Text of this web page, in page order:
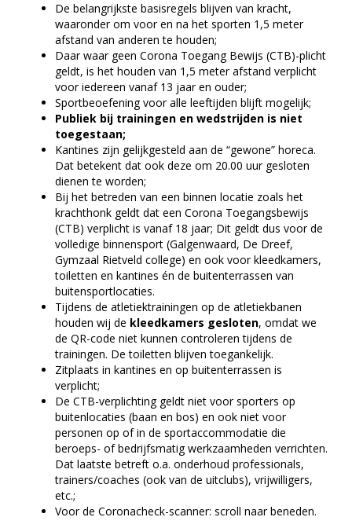
De belangrijkste basisregels blijven van kracht,
waaronder om voor en na het sporten 1,5 meter
afstand van anderen te houden;
Daar waar geen Corona Toegang Bewijs (CTB)-plicht
geldt, is het houden van 1,5 meter afstand verplicht
voor iedereen vanaf 13 jaar en ouder;
Sportbeoefening voor alle leeftijden blijft mogelijk;
Publiek bij trainingen en wedstrijden is niet
toegestaan;
Kantines zijn gelijkgesteld aan de “gewone” horeca.
Dat betekent dat ook deze om 20.00 uur gesloten
dienen te worden;
Bij het betreden van een binnen locatie zoals het
krachthonk geldt dat een Corona Toegangsbewijs
(CTB) verplicht is vanaf 18 jaar; Dit geldt dus voor de
volledige binnensport (Galgenwaard, De Dreef,
Gymzaal Rietveld college) en ook voor kleedkamers,
toiletten en kantines én de buitenterrassen van
buitensportlocaties.
Tijdens de atletiektrainingen op de atletiekbanen
houden wij de kleedkamers gesloten, omdat we
de QR-code niet kunnen controleren tijdens de
trainingen. De toiletten blijven toegankelijk.
Zitplaats in kantines en op buitenterrassen is
verplicht;
De CTB-verplichting geldt niet voor sporters op
buitenlocaties (baan en bos) en ook niet voor
personen op of in de sportaccommodatie die
beroeps- of bedrijfsmatig werkzaamheden verrichten.
Dat laatste betreft o.a. onderhoud professionals,
trainers/coaches (ook van de uitclubs), vrijwilligers,
etc.;
Voor de Coronacheck-scanner: scroll naar beneden.